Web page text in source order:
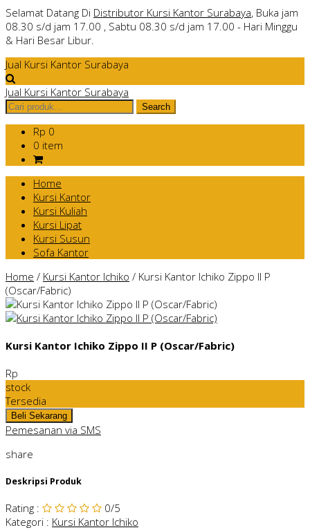
Selamat Datang Di Distributor Kursi Kantor Surabaya, Buka jam
08.30 s/d jam 17.00 , Sabtu 08.30 s/d jam 17.00 - Hari Minggu
& Hari Besar Libur.
Jual Kursi Kantor Surabaya
Jual Kursi Kantor Surabaya
Rp 0
0 item
Home
Kursi Kantor
Kursi Kuliah
Kursi Lipat
Kursi Susun
Sofa Kantor
Home / Kursi Kantor Ichiko / Kursi Kantor Ichiko Zippo II P
(Oscar/Fabric)
Kursi Kantor Ichiko Zippo II P (Oscar/Fabric)
Rp
stock
Tersedia
Pemesanan via SMS
share
Deskripsi Produk
Rating : 0/5
Kategori : Kursi Kantor Ichiko